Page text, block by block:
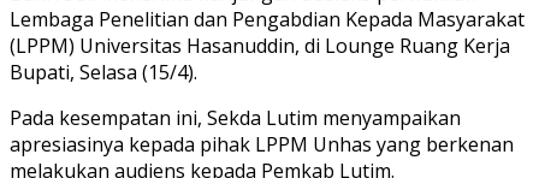
Lembaga Penelitian dan Pengabdian Kepada Masyarakat
(LPPM) Universitas Hasanuddin, di Lounge Ruang Kerja
Bupati, Selasa (15/4).
Pada kesempatan ini, Sekda Lutim menyampaikan
apresiasinya kepada pihak LPPM Unhas yang berkenan
melakukan audiens kepada Pemkab Lutim.